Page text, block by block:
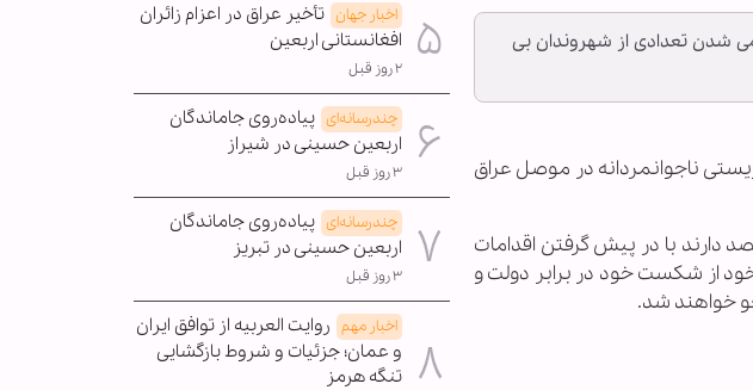
شدن تعدادی از شهروندان بی
ناجوانمردانه در موصل عراق
دارند با در پیش گرفتن اقدامات
از شکست خود در برابر دولت و
خواهند شد.
اخبار جهان تأخیر عراق در اعزام زائران
افغانستانی اربعین
۲ روز قبل
چندرسانه‌ای پیاده‌روی جاماندگان
اربعین حسینی در شیراز
۳ روز قبل
چندرسانه‌ای پیاده‌روی جاماندگان
اربعین حسینی در تبریز
۳ روز قبل
اخبار مهم روایت العربیه از توافق ایران
و عمان؛ جزئیات و شروط بازگشایی
تنگه هرمز